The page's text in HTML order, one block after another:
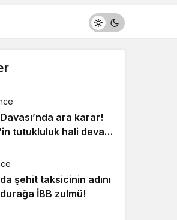
ara karar!
tutukluluk hali devam
şehit taksicinin adını
İBB zulmü!